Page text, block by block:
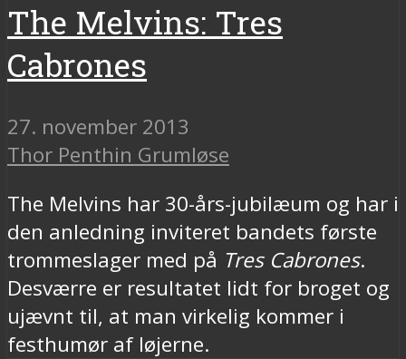
The Melvins: Tres
Cabrones
27. november 2013
Thor Penthin Grumløse
The Melvins har 30-års-jubilæum og har i
den anledning inviteret bandets første
trommeslager med på Tres Cabrones.
Desværre er resultatet lidt for broget og
ujævnt til, at man virkelig kommer i
festhumør af løjerne.